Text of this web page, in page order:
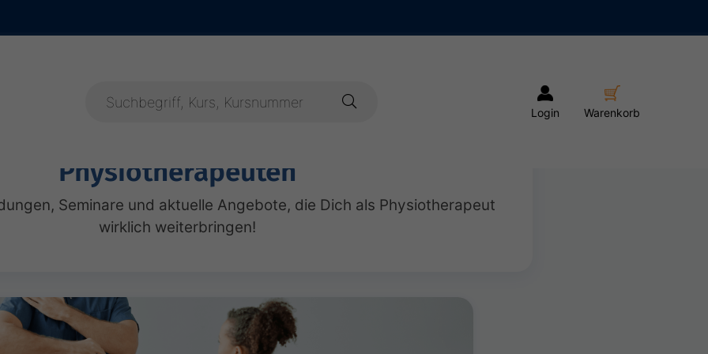
Login Warenkorb
Physiotherapeuten
Seminare und aktuelle Angebote, die Dich als Physiotherapeut
wirklich weiterbringen!